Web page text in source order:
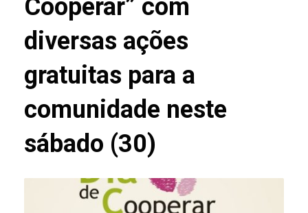
Cooperar” com
diversas ações
gratuitas para a
comunidade neste
sábado (30)